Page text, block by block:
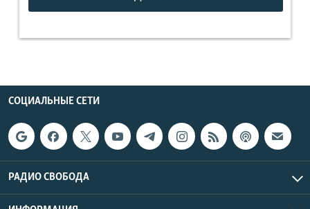
СОЦИАЛЬНЫЕ СЕТИ
РАДИО СВОБОДА